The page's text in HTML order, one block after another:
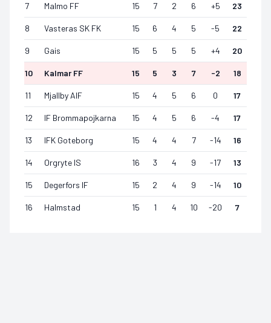
7 Malmo FF 15 7 2 6 +5 23
8 Vasteras SK FK 15 6 4 5 -5 22
9 Gais 15 5 5 5 +4 20
10 Kalmar FF 15 5 3 7 -2 18
11 Mjallby AIF 15 4 5 6 0 17
12 IF Brommapojkarna 15 4 5 6 -4 17
13 IFK Goteborg 15 4 4 7 -14 16
14 Orgryte IS 16 3 4 9 -17 13
15 Degerfors IF 15 2 4 9 -14 10
16 Halmstad 15 1 4 10 -20 7